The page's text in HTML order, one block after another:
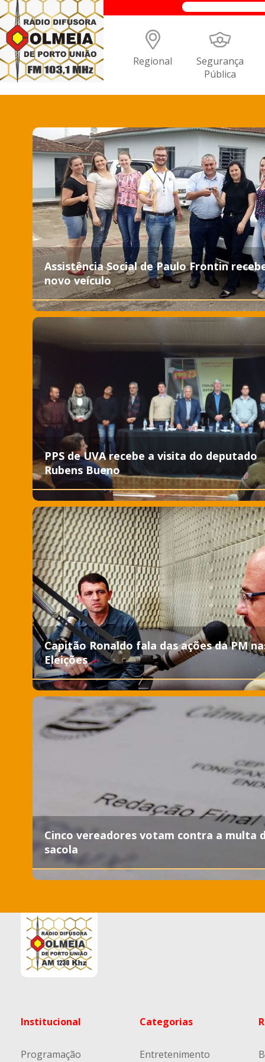
Regional Segurança
Pública
Assistência Social de Paulo Frontin
novo veículo
PPS de UVA recebe a visita do deputado
Rubens Bueno
Capitão Ronaldo fala das ações da PM
Eleições
Cinco vereadores votam contra a multa
sacola
Institucional
Programação
Categorias
Entretenimento